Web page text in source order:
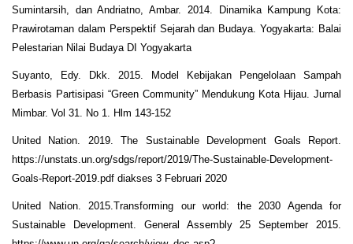
Sumintarsih, dan Andriatno, Ambar. 2014. Dinamika Kampung Kota:
Prawirotaman dalam Perspektif Sejarah dan Budaya. Yogyakarta: Balai
Pelestarian Nilai Budaya DI Yogyakarta
Suyanto, Edy. Dkk. 2015. Model Kebijakan Pengelolaan Sampah
Berbasis Partisipasi “Green Community” Mendukung Kota Hijau. Jurnal
Mimbar. Vol 31. No 1. Hlm 143-152
United Nation. 2019. The Sustainable Development Goals Report.
https://unstats.un.org/sdgs/report/2019/The-Sustainable-Development-
Goals-Report-2019.pdf diakses 3 Februari 2020
United Nation. 2015.Transforming our world: the 2030 Agenda for
Sustainable Development. General Assembly 25 September 2015.